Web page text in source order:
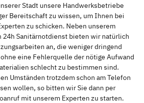
Stadt unsere Handwerksbetriebe
Bereitschaft zu wissen, um Ihnen bei
zu schicken. Neben unserem
24h Sanitärnotdienst bieten wir natürlich
an, die weniger dringend
eine Fehlerquelle der nötige Aufwand
schlecht zu bestimmen sind.
Umständen trotzdem schon am Telefon
wollen, so bitten wir Sie dann per
mit unserem Experten zu starten.